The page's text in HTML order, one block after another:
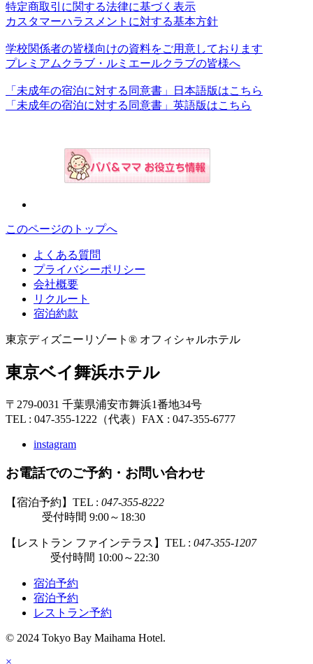
特定商取引に関する法律に基づく表示
カスタマーハラスメントに対する基本方針
学校関係者の皆様向けの資料をご用意しております
プレミアムクラブ・ルミエールクラブの皆様へ
「未成年の宿泊に対する同意書」日本語版はこちら
「未成年の宿泊に対する同意書」英語版はこちら
このページのトップへ
よくある質問
プライバシーポリシー
会社概要
リクルート
宿泊約款
東京ディズニーリゾート® オフィシャルホテル
東京ベイ舞浜ホテル
〒279-0031 千葉県浦安市舞浜1番地34号
TEL : 047-355-1222（代表） FAX : 047-355-6777
instagram
お電話でのご予約・お問い合わせ
【宿泊予約】TEL : 047-355-8222
受付時間 9:00～18:30
【レストラン ファインテラス】TEL : 047-355-1207
受付時間 10:00～22:30
宿泊予約
宿泊予約
レストラン予約
© 2024 Tokyo Bay Maihama Hotel.
×